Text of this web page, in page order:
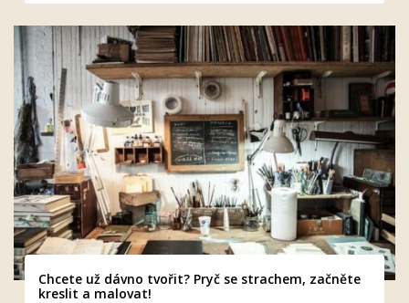
Chcete už dávno tvořit? Pryč se strachem, začněte
kreslit a malovat!